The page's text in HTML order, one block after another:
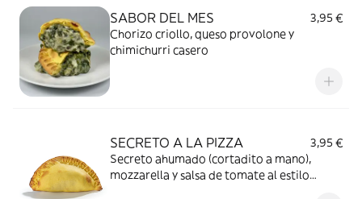
SABOR DEL MES
3,95 €
Chorizo criollo, queso provolone y
chimichurri casero
SECRETO A LA PIZZA
3,95 €
Secreto ahumado (cortadito a mano),
mozzarella y salsa de tomate al estilo